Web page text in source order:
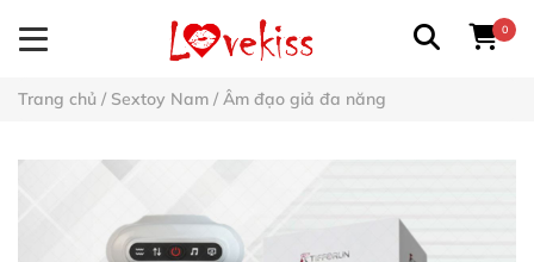
0
Trang chủ / Sextoy Nam / Âm đạo giả đa năng